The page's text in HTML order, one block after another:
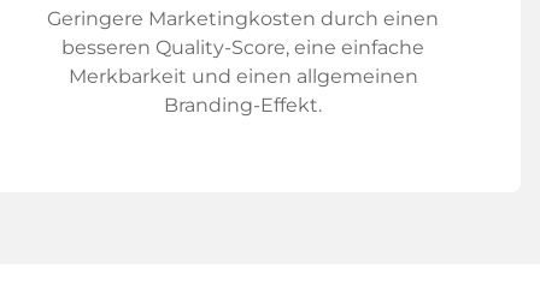
Geringere Marketingkosten durch einen
besseren Quality-Score, eine einfache
Merkbarkeit und einen allgemeinen
Branding-Effekt.